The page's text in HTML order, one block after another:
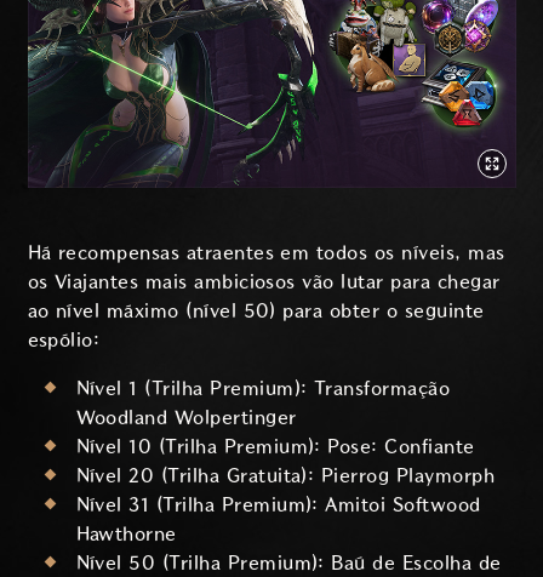
Há recompensas atraentes em todos os níveis, mas
os Viajantes mais ambiciosos vão lutar para chegar
ao nível máximo (nível 50) para obter o seguinte
espólio:
Nível 1 (Trilha Premium): Transformação
Woodland Wolpertinger
Nível 10 (Trilha Premium): Pose: Confiante
Nível 20 (Trilha Gratuita): Pierrog Playmorph
Nível 31 (Trilha Premium): Amitoi Softwood
Hawthorne
Nível 50 (Trilha Premium): Baú de Escolha de